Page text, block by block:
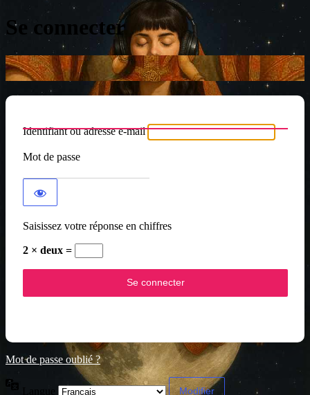
Se connecter
Identifiant ou adresse e-mail
Mot de passe
Saisissez votre réponse en chiffres
2 × deux =
Mot de passe oublié ?
Langue